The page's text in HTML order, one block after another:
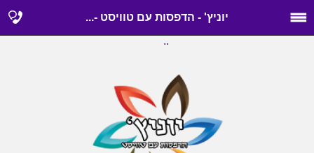
יוניץ' - הדפסות עם טוויסט -...
..